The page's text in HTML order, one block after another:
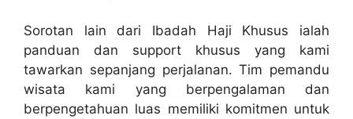
Sorotan lain dari Ibadah Haji Khusus ialah
panduan dan support khusus yang kami
tawarkan sepanjang perjalanan. Tim pemandu
wisata kami yang berpengalaman dan
berpengetahuan luas memiliki komitmen untuk